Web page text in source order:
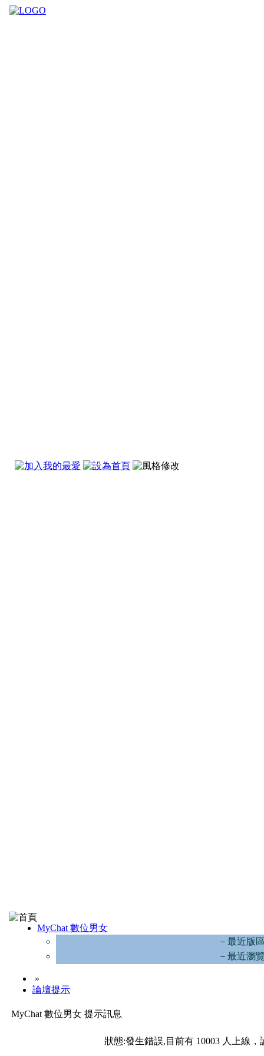
MyChat 數位男女
－最近版
－最近瀏
»
論壇提示
MyChat 數位男女 提示訊息
狀態:發生錯誤,目前有 10003 人上線